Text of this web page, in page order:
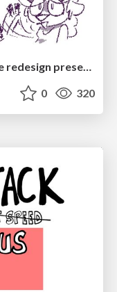
sira's awesome portfolio website redesign presentation
0 320